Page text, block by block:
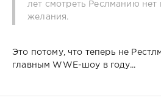
лет смотреть Реслманию нет
желания.
Это потому, что теперь не
главным WWE-шоу в году...